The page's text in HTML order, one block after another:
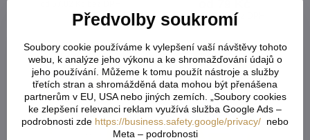
od 65,29 Kčbez DPH
Předvolby soukromí
Soubory cookie používáme k vylepšení vaší návštěvy tohoto
webu, k analýze jeho výkonu a ke shromažďování údajů o
jeho používání. Můžeme k tomu použít nástroje a služby
třetích stran a shromážděná data mohou být přenášena
partnerům v EU, USA nebo jiných zemích. „Soubory cookies
ke zlepšení relevanci reklam využívá služba Google Ads –
podrobnosti zde https://business.safety.google/privacy/ nebo
Meta – podrobnosti